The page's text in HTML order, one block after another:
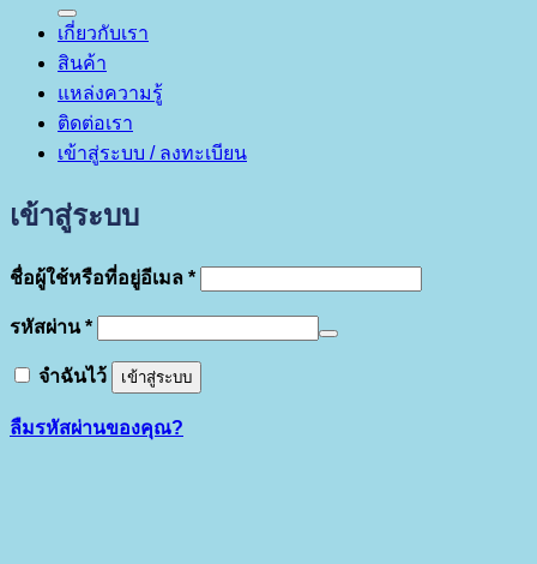
เกี่ยวกับเรา
สินค้า
แหล่งความรู้
ติดต่อเรา
เข้าสู่ระบบ / ลงทะเบียน
เข้าสู่ระบบ
ชื่อผู้ใช้หรือที่อยู่อีเมล *ต้องการ
รหัสผ่าน*ต้องการ
จำฉันไว้ เข้าสู่ระบบ
ลืมรหัสผ่านของคุณ?